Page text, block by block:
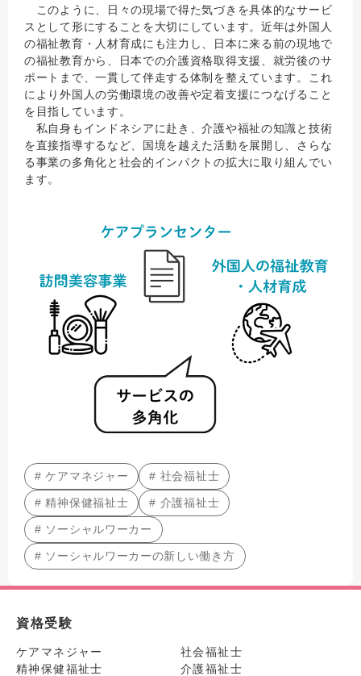
このように、日々の現場で得た気づきを具体的なサービ
スとして形にすることを大切にしています。近年は外国人
の福祉教育・人材育成にも注力し、日本に来る前の現地で
の福祉教育から、日本での介護資格取得支援、就労後のサ
ポートまで、一貫して伴走する体制を整えています。これ
により外国人の労働環境の改善や定着支援につなげること
を目指しています。
私自身もインドネシアに赴き、介護や福祉の知識と技術
を直接指導するなど、国境を越えた活動を展開し、さらな
る事業の多角化と社会的インパクトの拡大に取り組んでい
ます。
# ケアマネジャー # 社会福祉士
# 精神保健福祉士 # 介護福祉士
# ソーシャルワーカー
# ソーシャルワーカーの新しい働き方
資格受験
ケアマネジャー
社会福祉士
精神保健福祉士
介護福祉士